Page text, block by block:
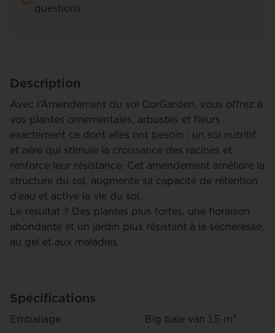
questions
Description
Avec l’Amendement du sol CorGarden, vous offrez à
vos plantes ornementales, arbustes et fleurs
exactement ce dont elles ont besoin : un sol nutritif
et aéré qui stimule la croissance des racines et
renforce leur résistance. Cet amendement améliore la
structure du sol, augmente sa capacité de rétention
d’eau et active la vie du sol.
Le résultat ? Des plantes plus fortes, une floraison
abondante et un jardin plus résistant à la sécheresse,
au gel et aux maladies.
Spécifications
Emballage Big bale van 1,5 m³